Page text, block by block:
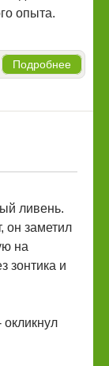
опыта.
Подробнее
ливень.
он заметил
на
зонтика и